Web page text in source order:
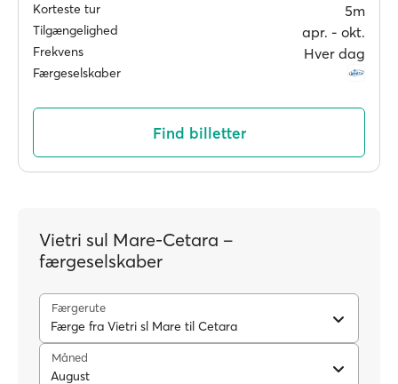
Korteste tur 5m
Tilgængelighed apr. ‐ okt.
Frekvens Hver dag
Færgeselskaber
Find billetter
Vietri sul Mare-Cetara –
færgeselskaber
Færgerute
Færge fra Vietri sl Mare til Cetara
Måned
August